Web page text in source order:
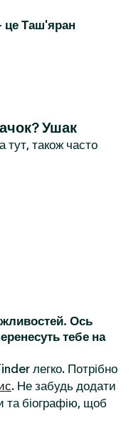
це Таш'яран
Ушак
також часто
Ось
тебе на
легко. Потрібно
. Не забудь додати
та біографію, щоб